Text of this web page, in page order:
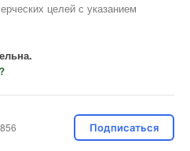
целей с указанием
Подписаться